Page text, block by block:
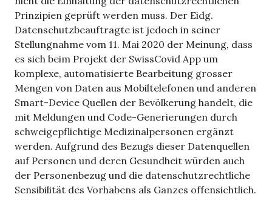
Prinzipien geprüft werden muss. Der Eidg.
Datenschutzbeauftragte ist jedoch in seiner
Stellungnahme vom 11. Mai 2020 der Meinung, dass
es sich beim Projekt der SwissCovid App um
komplexe, automatisierte Bearbeitung grosser
Mengen von Daten aus Mobiltelefonen und anderen
Smart-Device Quellen der Bevölkerung handelt, die
mit Meldungen und Code-Generierungen durch
schweigepflichtige Medizinalpersonen ergänzt
werden. Aufgrund des Bezugs dieser Datenquellen
auf Personen und deren Gesundheit würden auch
der Personenbezug und die datenschutzrechtliche
Sensibilität des Vorhabens als Ganzes offensichtlich.